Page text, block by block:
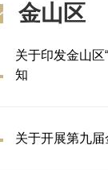
金山区
关于印发金山区
知
关于开展第九